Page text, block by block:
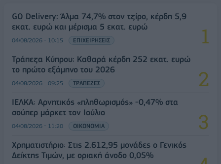
GO Delivery: Άλμα 74,7% στον τζίρο, κέρδη 5,9
εκατ. ευρώ και μέρισμα 5 εκατ. ευρώ
04/08/2026 - 10:15 ΕΠΙΧΕΙΡΗΣΕΙΣ
Τράπεζα Κύπρου: Καθαρά κέρδη 252 εκατ. ευρώ
το πρώτο εξάμηνο του 2026
04/08/2026 - 09:25 ΤΡΑΠΕΖΕΣ
ΙΕΛΚΑ: Αρνητικός «πληθωρισμός» -0,47% στα
σούπερ μάρκετ τον Ιούλιο
04/08/2026 - 11:20 ΟΙΚΟΝΟΜΙΑ
Χρηματιστήριο: Στις 2.612,95 μονάδες ο Γενικός
Δείκτης Τιμών, με οριακή άνοδο 0,05%